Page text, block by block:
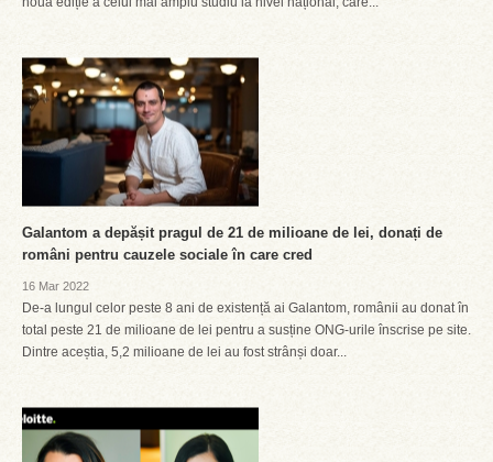
Galantom a depășit pragul de 21 de milioane de lei, donați de
români pentru cauzele sociale în care cred
16 Mar 2022
De-a lungul celor peste 8 ani de existență ai Galantom, românii au donat în
total peste 21 de milioane de lei pentru a susține ONG-urile înscrise pe site.
Dintre aceștia, 5,2 milioane de lei au fost strânși doar...